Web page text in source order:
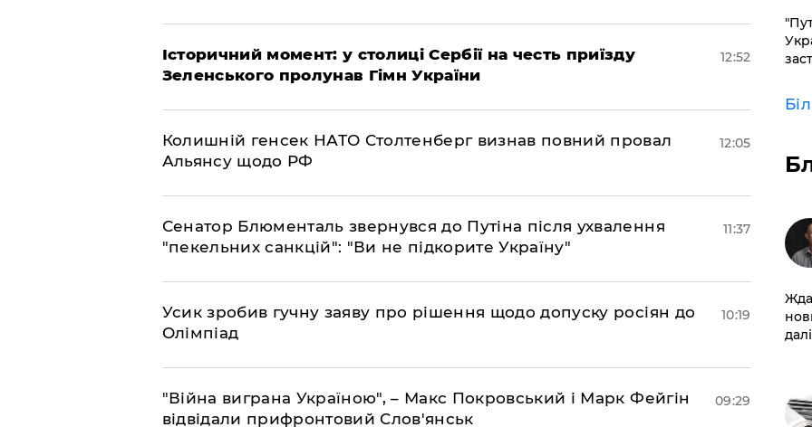
Історичний момент: у столиці Сербії на честь приїзду
Зеленського пролунав Гімн України
12:52
Колишній генсек НАТО Столтенберг визнав повний провал
Альянсу щодо РФ
12:05
Сенатор Блюменталь звернувся до Путіна після ухвалення
"пекельних санкцій": "Ви не підкорите Україну"
11:37
Усик зробив гучну заяву про рішення щодо допуску росіян до
Олімпіад
10:19
"Війна виграна Україною", – Макс Покровський і Марк Фейгін
відвідали прифронтовий Слов'янськ
09:29
далі